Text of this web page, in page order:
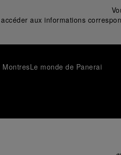
aux informations
MontresLe monde de Panerai